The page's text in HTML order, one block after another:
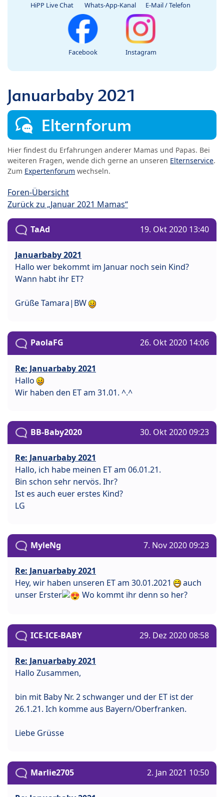
HiPP Live Chat Whats-App-Kanal E-Mail / Telefon
Facebook Instagram
Januarbaby 2021
Elternforum
Hier findest du Erfahrungen anderer Mamas und Papas. Bei
weiteren Fragen, wende dich gerne an unseren Elternservice.
Zum Expertenforum wechseln.
Foren-Übersicht
Zurück zu „Januar 2021 Mamas“
TaAd 19. Okt 2020 13:40
Januarbaby 2021
Hallo wer bekommt im Januar noch sein Kind?
Wann habt ihr ET?
Grüße Tamara|BW
PaolaFG 26. Okt 2020 14:06
Re: Januarbaby 2021
Hallo
Wir haben den ET am 31.01. ^.^
BB-Baby2020 30. Okt 2020 09:23
Re: Januarbaby 2021
Hallo, ich habe meinen ET am 06.01.21.
Bin schon sehr nervös. Ihr?
Ist es auch euer erstes Kind?
LG
MyleNg 7. Nov 2020 09:23
Re: Januarbaby 2021
Hey, wir haben unseren ET am 30.01.2021
auch
unser Erster
Wo kommt ihr denn so her?
ICE-ICE-BABY 29. Dez 2020 08:58
Re: Januarbaby 2021
Hallo Zusammen,
bin mit Baby Nr. 2 schwanger und der ET ist der
26.1.21. Ich komme aus Bayern/Oberfranken.
Liebe Grüsse
Marlie2705 2. Jan 2021 10:50